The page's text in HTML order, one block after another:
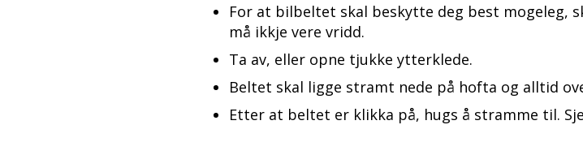
For at bilbeltet skal beskytte deg best mogeleg,
må ikkje vere vridd.
Ta av, eller opne tjukke ytterklede.
Beltet skal ligge stramt nede på hofta og alltid
Etter at beltet er klikka på, hugs å stramme til.